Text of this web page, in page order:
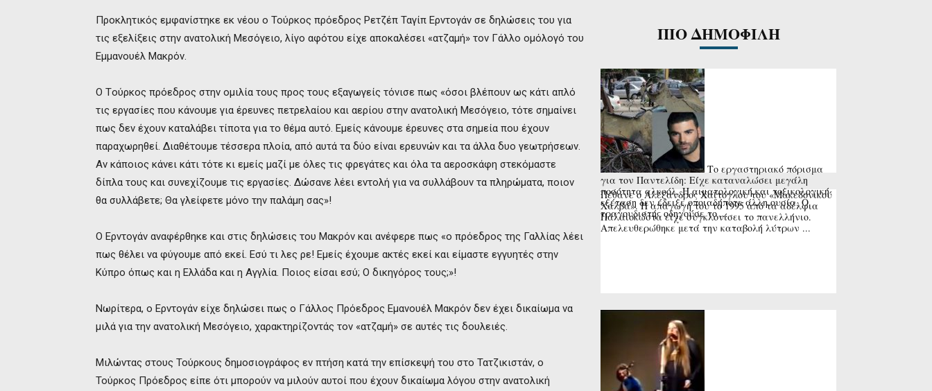
Προκλητικός εμφανίστηκε εκ νέου ο Τούρκος πρόεδρος Ρετζέπ Ταγίπ Ερντογάν σε δηλώσεις του για
τις εξελίξεις στην ανατολική Μεσόγειο, λίγο αφότου είχε αποκαλέσει «ατζαμή» τον Γάλλο ομόλογό του
Εμμανουέλ Μακρόν.
Ο Tούρκος πρόεδρος στην ομιλία τους προς τους εξαγωγείς τόνισε πως «όσοι βλέπουν ως κάτι απλό
τις εργασίες που κάνουμε για έρευνες πετρελαίου και αερίου στην ανατολική Μεσόγειο, τότε σημαίνει
πως δεν έχουν καταλάβει τίποτα για το θέμα αυτό. Εμείς κάνουμε έρευνες στα σημεία που έχουν
παραχωρηθεί. Διαθέτουμε τέσσερα πλοία, από αυτά τα δύο είναι ερευνών και τα άλλα δυο γεωτρήσεων.
Αν κάποιος κάνει κάτι τότε κι εμείς μαζί με όλες τις φρεγάτες και όλα τα αεροσκάφη στεκόμαστε
δίπλα τους και συνεχίζουμε τις εργασίες. Δώσανε λέει εντολή για να συλλάβουν τα πληρώματα, ποιον
θα συλλάβετε; Θα γλείφετε μόνο την παλάμη σας»!
Ο Ερντογάν αναφέρθηκε και στις δηλώσεις του Μακρόν και ανέφερε πως «ο πρόεδρος της Γαλλίας λέει
πως θέλει να φύγουμε από εκεί. Εσύ τι λες ρε! Εμείς έχουμε ακτές εκεί και είμαστε εγγυητές στην
Κύπρο όπως και η Ελλάδα και η Αγγλία. Ποιος είσαι εσύ; O δικηγόρος τους;»!
Νωρίτερα, ο Ερντογάν είχε δηλώσει πως ο Γάλλος Πρόεδρος Εμανουέλ Μακρόν δεν έχει δικαίωμα να
μιλά για την ανατολική Μεσόγειο, χαρακτηρίζοντάς τον «ατζαμή» σε αυτές τις δουλειές.
Μιλώντας στους Τούρκους δημοσιογράφος εν πτήση κατά την επίσκεψή του στο Τατζικιστάν, ο
Τούρκος Πρόεδρος είπε ότι μπορούν να μιλούν αυτοί που έχουν δικαίωμα λόγου στην ανατολική
ΠΙΟ ΔΗΜΟΦΙΛΗ
Το εργαστηριακό πόρισμα
για τον Παντελίδη: Είχε καταναλώσει μεγάλη
ποσότητα αλκοόλ. Η αιματολογική και τοξικολογική
εξέταση δεν έδειξε οποιαδήποτε άλλη ουσία. Ο
τραγουδιστής οδηγούσε το ...
Πέθανε ο Αλέξανδρος Χαΐτογλου του «Μακεδονικού
Χαλβά». Η απαγωγή του το 1995 από τα αδέλφια
Παλαιοκώστα είχε συγκλονίσει το πανελλήνιο.
Απελευθερώθηκε μετά την καταβολή λύτρων ...